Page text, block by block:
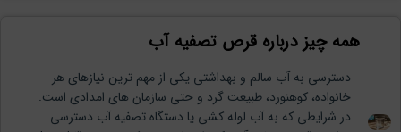
همه چیز درباره قرص تصفیه آب
دسترسی به آب سالم و بهداشتی یکی از مهم ترین نیازهای هر
خانواده، کوهنورد، طبیعت گرد و حتی سازمان های امدادی است.
در شرایطی که به آب لوله کشی یا دستگاه تصفیه آب دسترسی